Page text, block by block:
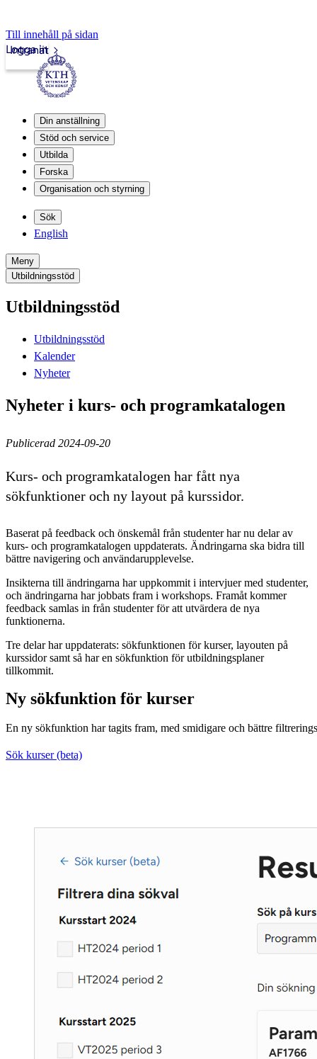
Till innehåll på sidan
Intranät
Logga in
Din anställning
Stöd och service
Utbilda
Forska
Organisation och styrning
Sök
English
Meny
Utbildningsstöd
Utbildningsstöd
Utbildningsstöd
Kalender
Nyheter
Nyheter i kurs- och programkatalogen
Publicerad 2024-09-20
Kurs- och programkatalogen har fått nya
sökfunktioner och ny layout på kurssidor.
Baserat på feedback och önskemål från studenter har nu delar av
kurs- och programkatalogen uppdaterats. Ändringarna ska bidra till
bättre navigering och användarupplevelse.
Insikterna till ändringarna har uppkommit i intervjuer med studenter,
och ändringarna har jobbats fram i workshops. Framåt kommer
feedback samlas in från studenter för att utvärdera de nya
funktionerna.
Tre delar har uppdaterats: sökfunktionen för kurser, layouten på
kurssidor samt så har en sökfunktion för utbildningsplaner
tillkommit.
Ny sökfunktion för kurser
En ny sökfunktion har tagits fram, med smidigare och bättre
Sök kurser (beta)